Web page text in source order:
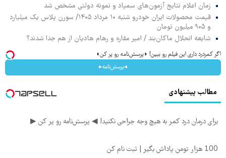
زمان اعلام نتایج آزمون‌های سمپاد و نمونه دولتی مشخص شد
قیمت محصولات ایران خودرو شنبه ۱۰ مرداد ۱۴۰۵/ سورن پلاس یک میلیارد
و ۹۰۵ میلیون تومان
شایعه انحلال ماکان‌بند / امیر مقاره و رهام هادیان از هم جدا شدند؟
اگر کمردرد داری این فیلم رو ببین! ◗پرسش‌نامه رو پر کن◖
◂پرسش‌نامه▸
مطالب پیشنهادی
برای درمان درد کمر به هیچ وجه جراحی نکنید! ◀ پرسش‌نامه رو پر کن ▶
100 هزار تومن پاداش بگیر | ثبت نام کن